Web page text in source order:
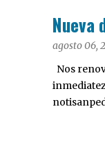
Nueva
agosto 06,
Nos